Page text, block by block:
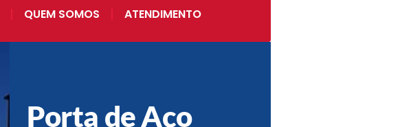
QUEM SOMOS ATENDIMENTO
Porta de Aço